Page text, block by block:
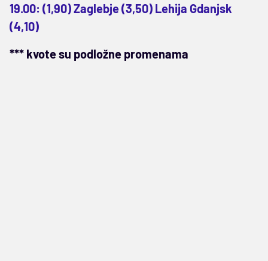
19.00: (1,90) Zaglebje (3,50) Lehija Gdanjsk
(4,10)
*** kvote su podložne promenama